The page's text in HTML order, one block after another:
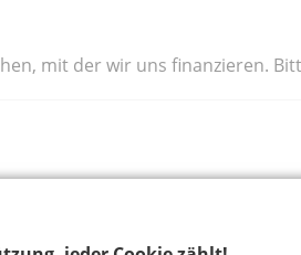
mit der wir uns finanzieren.